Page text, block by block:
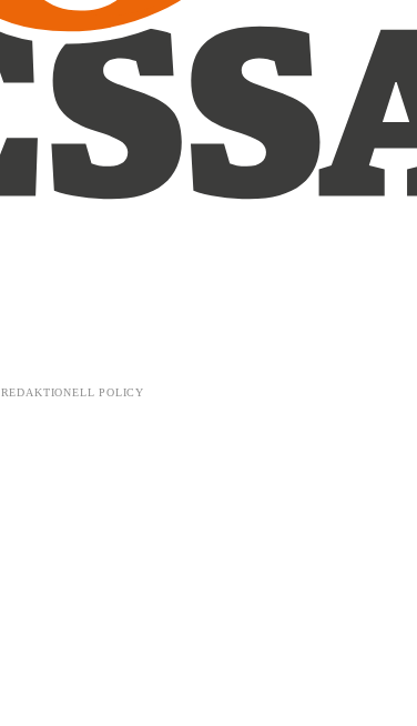
REDAKTIONELL POLICY